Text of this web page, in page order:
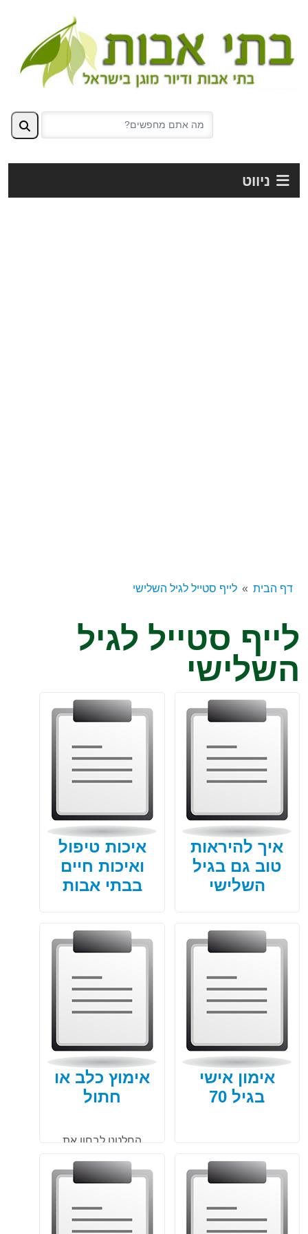
ניווט
דף הבית לייף סטייל לגיל השלישי
לייף סטייל לגיל
השלישי
איך להיראות
טוב גם בגיל
השלישי
מהי הדרך הכי טובה
להיראות טוב אפילו בגיל
השלישי? מה צריך לדעת
החשיבות של ספורט,
שינה ותזונה? למאמר
איכות טיפול
ואיכות חיים
בבתי אבות
איכות טיפול טובה לא
בהכרח תבטיח איכות
חיים משופרת ליקירינו.
אימון אישי
בגיל 70
אימוץ כלב או
חתול
החלטנו לבחון את
אנשים מבוגרים ולבדוק
האם בעלי חיים יכולים
השלישי או אולי דווקא
להקשות עליהם, כנסו